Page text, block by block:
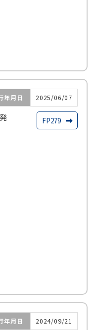
年月日 2025/06/07
FP279
年月日 2024/09/21